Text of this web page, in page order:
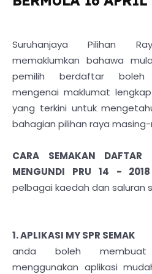
Suruhanjaya Pilihan
memaklumkan bahawa
pemilih berdaftar boleh
mengenai maklumat
yang terkini untuk
bahagian pilihan raya
CARA SEMAKAN DAFTAR
MENGUNDI PRU 14 - 2018
pelbagai kaedah dan saluran
1. APLIKASI MY SPR SEMAK
anda boleh
menggunakan aplikasi